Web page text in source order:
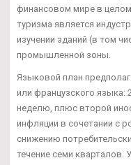
финансовом мире в
туризма является
изучении зданий (в том
промышленной зоны.
Языковой план
или французского языка:
неделю, плюс второй
инфляции в сочетании с
снижению
течение семи кварталов.